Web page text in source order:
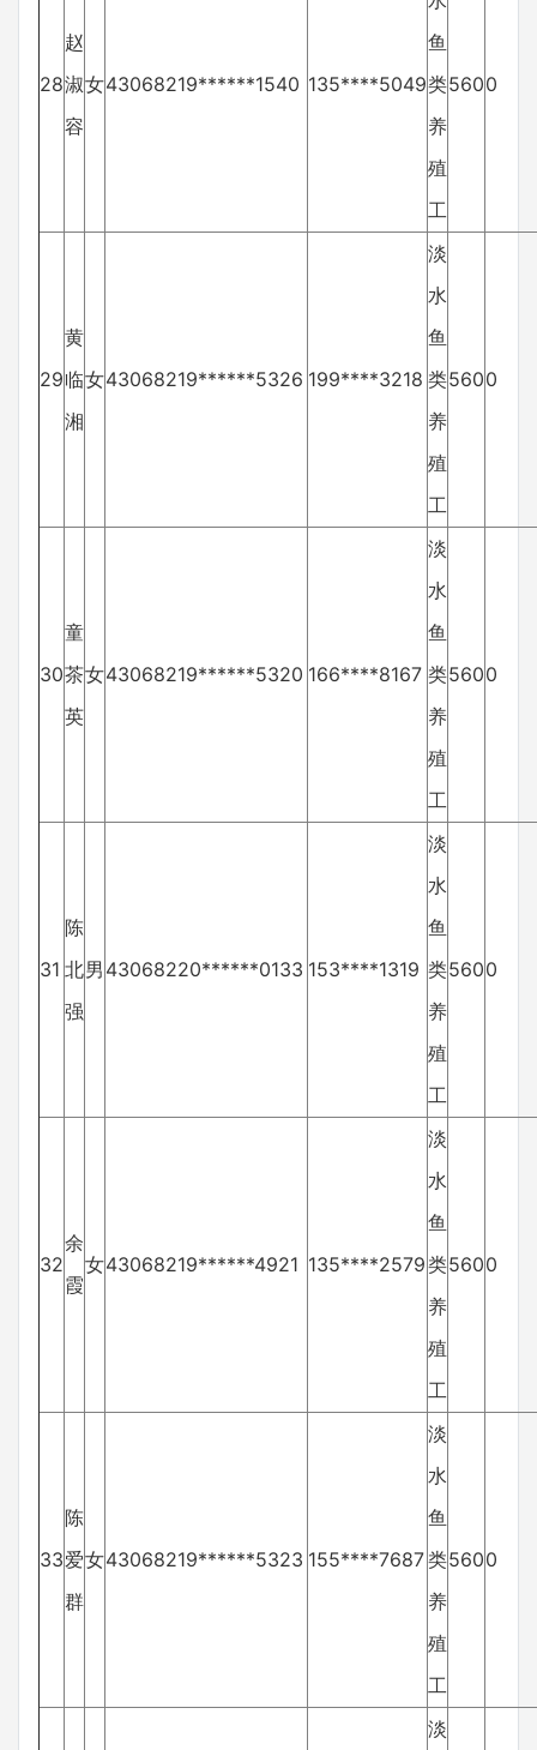
28
赵
淑
容
女43068219******1540 135****5049
鱼
类
养
殖
工
5600
29
黄
临
湘
女43068219******5326 199****3218
淡
水
鱼
类
养
殖
工
5600
30
童
茶
英
女43068219******5320 166****8167
淡
水
鱼
类
养
殖
工
5600
31
陈
北
强
男 43068220******0133 153****1319
淡
水
鱼
类
养
殖
工
5600
32
余
霞
女43068219******4921 135****2579
淡
水
鱼
类
养
殖
工
5600
33
陈
爱
群
女43068219******5323 155****7687
淡
水
鱼
类
养
殖
工
5600
淡